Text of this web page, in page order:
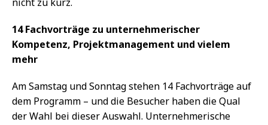
14 Fachvorträge zu unternehmerischer
Kompetenz, Projektmanagement und vielem
mehr
Am Samstag und Sonntag stehen 14 Fachvorträge auf
dem Programm – und die Besucher haben die Qual
der Wahl bei dieser Auswahl. Unternehmerische